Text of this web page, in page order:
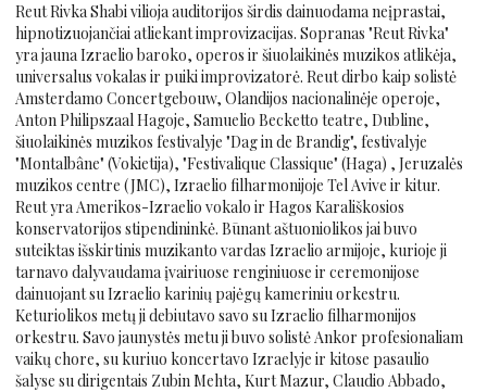
Reut Rivka Shabi vilioja auditorijos širdis dainuodama neįprastai,
hipnotizuojančiai atliekant improvizacijas. Sopranas "Reut Rivka"
yra jauna Izraelio baroko, operos ir šiuolaikinės muzikos atlikėja,
universalus vokalas ir puiki improvizatorė. Reut dirbo kaip solistė
Amsterdamo Concertgebouw, Olandijos nacionalinėje operoje,
Anton Philipszaal Hagoje, Samuelio Becketto teatre, Dubline,
šiuolaikinės muzikos festivalyje "Dag in de Brandig", festivalyje
"Montalbâne" (Vokietija), "Festivalique Classique" (Haga) , Jeruzalės
muzikos centre (JMC), Izraelio filharmonijoje Tel Avive ir kitur.
Reut yra Amerikos-Izraelio vokalo ir Hagos Karališkosios
konservatorijos stipendininkė. Būnant aštuoniolikos jai buvo
suteiktas išskirtinis muzikanto vardas Izraelio armijoje, kurioje ji
tarnavo dalyvaudama įvairiuose renginiuose ir ceremonijose
dainuojant su Izraelio karinių pajėgų kameriniu orkestru.
Keturiolikos metų ji debiutavo savo su Izraelio filharmonijos
orkestru. Savo jaunystės metu ji buvo solistė Ankor profesionaliam
vaikų chore, su kuriuo koncertavo Izraelyje ir kitose pasaulio
šalyse su dirigentais Zubin Mehta, Kurt Mazur, Claudio Abbado,